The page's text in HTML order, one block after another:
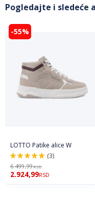
Pogledajte i sledeće
-55%
LOTTO Patike alice W
100%
(3)
6.499,99RSD
2.924,99RSD